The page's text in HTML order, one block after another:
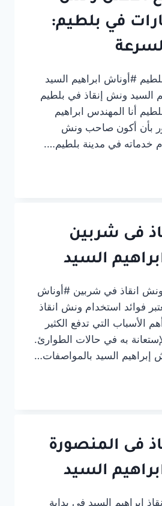
في بلطيم:
#أوناش ابراهيم السيد
السيد ونش إنقاذ في بلطيم
أنا المهندس ابراهيم
بأن أكون صاحب ونش
خدماته في مدينة بلطيم….
فى شربين
السيد
ونش انقاذ في شربين #أوناش
فوائد استخدام ونش انقاذ
الأسباب التي تدفع الكثير
به في حالات الطوارئ.
إبراهيم السيد بالمواصفات…
فى المنصورة
السيد
ابراهيم السيد في بداية